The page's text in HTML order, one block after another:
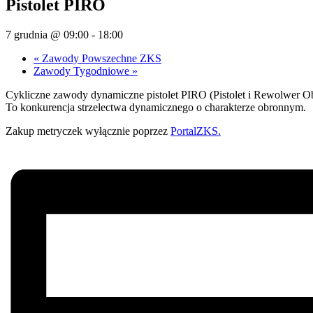
Pistolet PIRO
7 grudnia @ 09:00 - 18:00
« Zawody Powszechne ZKS
Zawody Tygodniowe »
Cykliczne zawody dynamiczne pistolet PIRO (Pistolet i Rewolwer
To konkurencja strzelectwa dynamicznego o charakterze obronnym.
Zakup metryczek wyłącznie poprzez PortalZKS.